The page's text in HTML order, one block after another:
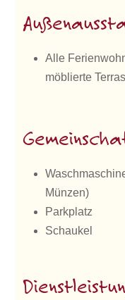
Alle
möblierte
Münzen)
Parkplatz
Schaukel